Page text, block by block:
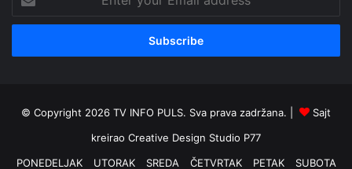
your
Email
© Copyright 2026 TV INFO PULS. Sva prava zadržana. |
Sajt
kreirao Creative Design Studio P77
PONEDELJAK
UTORAK SREDA ČETVRTAK PETAK SUBOTA